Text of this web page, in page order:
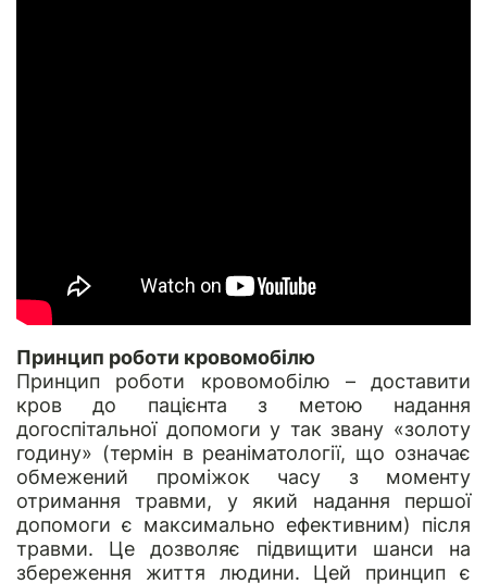
Принцип роботи кровомобілю
Принцип роботи кровомобілю – доставити
кров до пацієнта з метою надання
догоспітальної допомоги у так звану «золоту
годину» (термін в реаніматології, що означає
обмежений проміжок часу з моменту
отримання травми, у який надання першої
допомоги є максимально ефективним) після
травми. Це дозволяє підвищити шанси на
збереження життя людини. Цей принцип є